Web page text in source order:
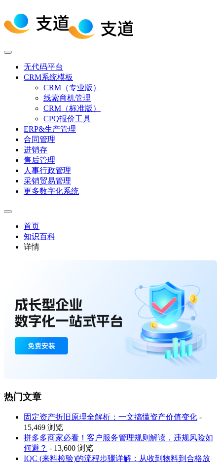
无代码平台
CRM系统模板
CRM（专业版）
线索商机管理
CRM（标准版）
CPQ报价工具
ERP&生产管理
合同管理
进销存
售后管理
人事行政管理
采销贸易管理
更多数字化系统
首页
知识百科
详情
热门文章
固定资产折旧原理全解析：一文搞懂资产价值变化 -
15,469 浏览
拼多多商家必看！客户服务管理规则解读，违规风险如
何避？ - 13,600 浏览
IQC (来料检验)的流程步骤详解：从收到物料到合格放